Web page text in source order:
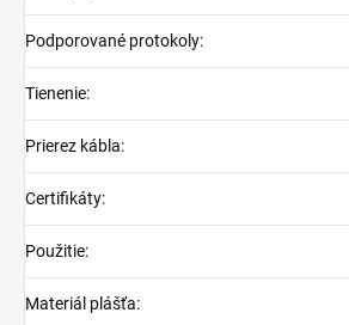
Podporované protokoly:
Tienenie:
Prierez kábla:
Certifikáty:
Použitie:
Materiál plášťa: